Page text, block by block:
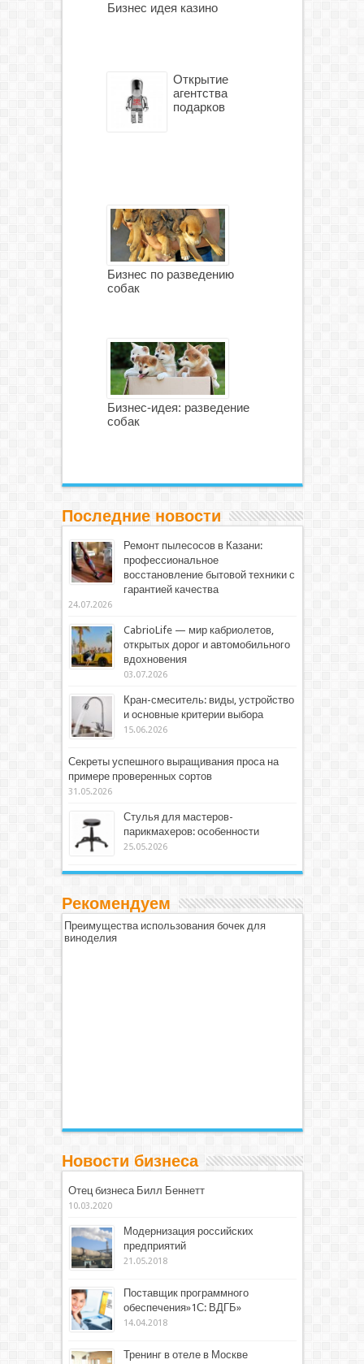
Бизнес идея казино
Открытие
агентства
подарков
Бизнес по разведению
собак
Бизнес-идея: разведение
собак
Последние новости
Ремонт пылесосов в Казани:
профессиональное
восстановление бытовой техники с
гарантией качества
24.07.2026
CabrioLife — мир кабриолетов,
открытых дорог и автомобильного
вдохновения
03.07.2026
Кран-смеситель: виды, устройство
и основные критерии выбора
15.06.2026
Секреты успешного выращивания проса на
примере проверенных сортов
31.05.2026
Стулья для мастеров-
парикмахеров: особенности
25.05.2026
Рекомендуем
Преимущества использования бочек для
виноделия
Новости бизнеса
Отец бизнеса Билл Беннетт
10.03.2020
Модернизация российских
предприятий
21.05.2018
Поставщик программного
обеспечения»1С: ВДГБ»
14.04.2018
Тренинг в отеле в Москве